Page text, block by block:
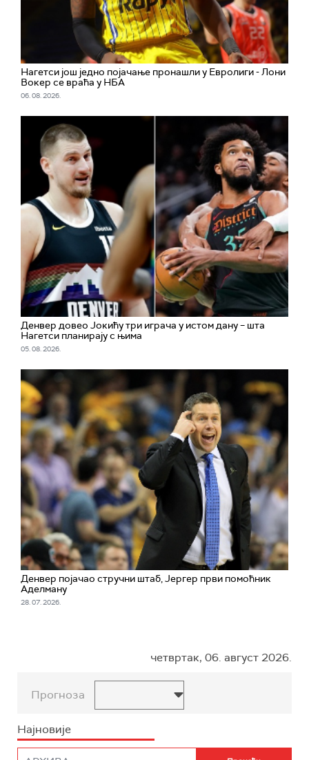
Нагетси још једно појачање пронашли у Евролиги - Лони
Вокер се враћа у НБА
06. 08. 2026.
Денвер довео Јокићу три играча у истом дану – шта
Нагетси планирају с њима
05. 08. 2026.
Денвер појачао стручни штаб, Јергер први помоћник
Аделману
28. 07. 2026.
четвртак, 06. август 2026.
Прогноза
Најновије